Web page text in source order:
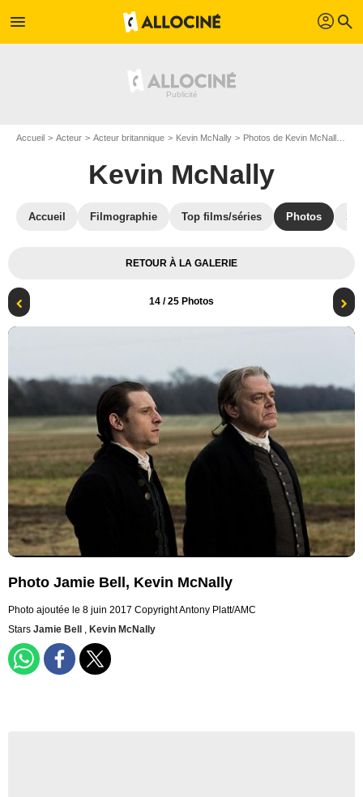
menu profil search
Accueil Acteur Acteur britannique Kevin McNally Photos de Kevin McNally
Kevin McNally
Accueil Filmographie Top films/séries Photos
RETOUR À LA GALERIE
14 / 25 Photos
Photo Jamie Bell, Kevin McNally
Photo ajoutée le 8 juin 2017 Copyright Antony Platt/AMC
Stars Jamie Bell , Kevin McNally